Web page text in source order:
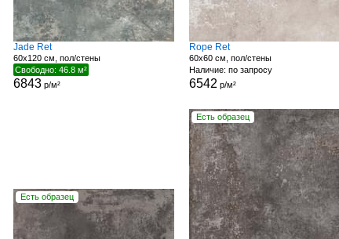
Jade Ret
60x120 см, пол/стены
Свободно: 46.8 м²
6843 р/м²
Rope Ret
60x60 см, пол/стены
Наличие: по запросу
6542 р/м²
Есть образец
Есть образец